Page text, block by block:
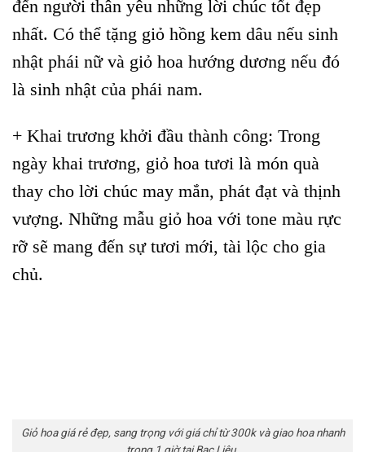
đến người thân yêu những lời chúc tốt đẹp
nhất. Có thể tặng giỏ hồng kem dâu nếu sinh
nhật phái nữ và giỏ hoa hướng dương nếu đó
là sinh nhật của phái nam.
+ Khai trương khởi đầu thành công: Trong
ngày khai trương, giỏ hoa tươi là món quà
thay cho lời chúc may mắn, phát đạt và thịnh
vượng. Những mẫu giỏ hoa với tone màu rực
rỡ sẽ mang đến sự tươi mới, tài lộc cho gia
chủ.
Giỏ hoa giá rẻ đẹp, sang trọng với giá chỉ từ 300k và giao hoa nhanh
trong 1 giờ tại Bạc Liêu.